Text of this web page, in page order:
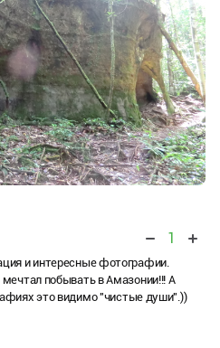
1
и интересные фотографии.
побывать в Амазонии!!! А
это видимо "чистые души".))